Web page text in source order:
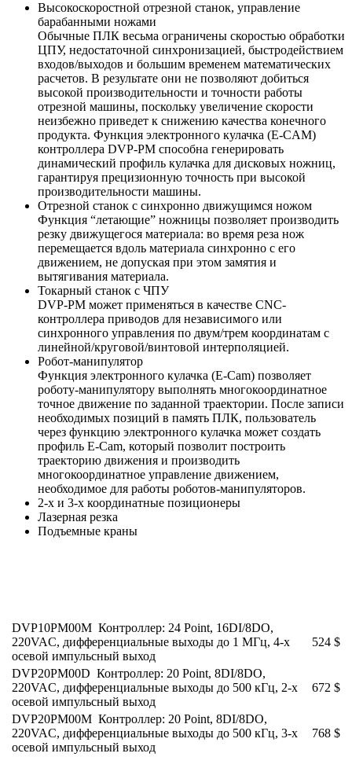
Высокоскоростной отрезной станок, управление
барабанными ножами
Обычные ПЛК весьма ограничены скоростью обработки
ЦПУ, недостаточной синхронизацией, быстродействием
входов/выходов и большим временем математических
расчетов. В результате они не позволяют добиться
высокой производительности и точности работы
отрезной машины, поскольку увеличение скорости
неизбежно приведет к снижению качества конечного
продукта. Функция электронного кулачка (E-CAM)
контроллера DVP-PM способна генерировать
динамический профиль кулачка для дисковых ножниц,
гарантируя прецизионную точность при высокой
производительности машины.
Отрезной станок с синхронно движущимся ножом
Функция “летающие” ножницы позволяет производить
резку движущегося материала: во время реза нож
перемещается вдоль материала синхронно с его
движением, не допуская при этом замятия и
вытягивания материала.
Токарный станок с ЧПУ
DVP-PM может применяться в качестве CNC-
контроллера приводов для независимого или
синхронного управления по двум/трем координатам с
линейной/круговой/винтовой интерполяцией.
Робот-манипулятор
Функция электронного кулачка (E-Cam) позволяет
роботу-манипулятору выполнять многокоординатное
точное движение по заданной траектории. После записи
необходимых позиций в память ПЛК, пользователь
через функцию электронного кулачка может создать
профиль E-Cam, который позволит построить
траекторию движения и производить
многокоординатное управление движением,
необходимое для работы роботов-манипуляторов.
2-х и 3-х координатные позиционеры
Лазерная резка
Подъемные краны
DVP10PM00M Контроллер: 24 Point, 16DI/8DO,
220VAC, дифференциальные выходы до 1 МГц, 4-х
осевой импульсный выход
524 $
DVP20PM00D Контроллер: 20 Point, 8DI/8DO,
220VAC, дифференциальные выходы до 500 кГц, 2-х
осевой импульсный выход
672 $
DVP20PM00M Контроллер: 20 Point, 8DI/8DO,
220VAC, дифференциальные выходы до 500 кГц, 3-х
осевой импульсный выход
768 $